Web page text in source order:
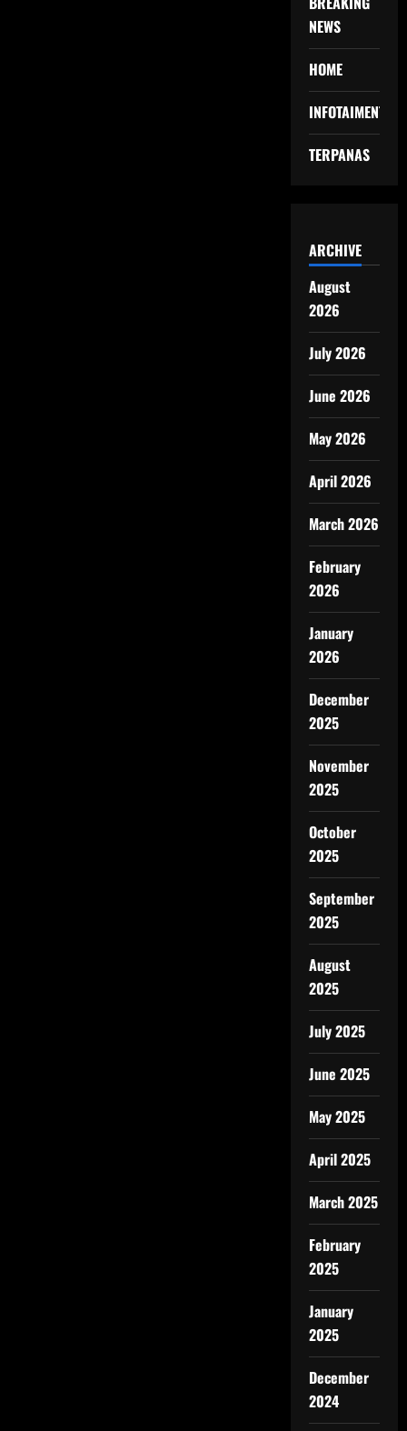
NEWS
HOME
INFOTAIMENT
TERPANAS
ARCHIVE
August
2026
July 2026
June 2026
May 2026
April 2026
March 2026
February
2026
January
2026
December
2025
November
2025
October
2025
September
2025
August
2025
July 2025
June 2025
May 2025
April 2025
March 2025
February
2025
January
2025
December
2024